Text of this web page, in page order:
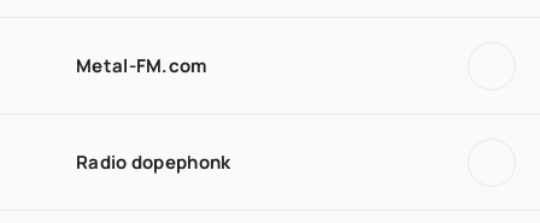
Metal-FM.com
Radio dopephonk